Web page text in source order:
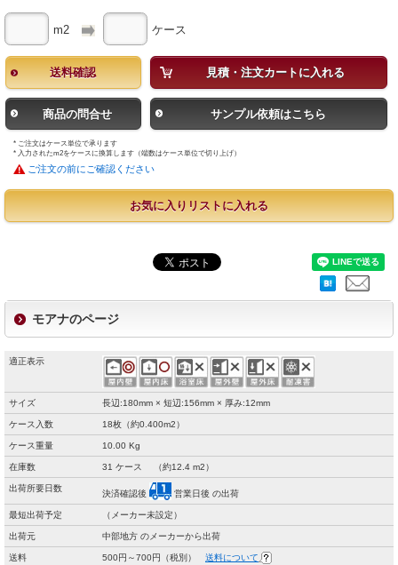
m2 ケース
送料確認 見積・注文カートに入れる
商品の問合せ サンプル依頼はこちら
* ご注文はケース単位で承ります
* 入力されたm2をケースに換算します（端数はケース単位で切り上げ）
ご注文の前にご確認ください
お気に入りリストに入れる
モアナのページ
適正表示
サイズ 長辺:180mm × 短辺:156mm × 厚み:12mm
ケース入数 18枚（約0.400m2）
ケース重量 10.00 Kg
在庫数 31 ケース （約12.4 m2）
出荷所要日数
決済確認後 営業日後 の出荷
最短出荷予定 （メーカー未設定）
出荷元 中部地方 のメーカーから出荷
送料 500円～700円（税別） 送料について